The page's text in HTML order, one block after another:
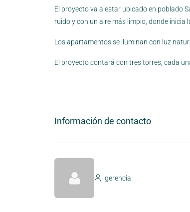
El proyecto va a estar ubicado en poblado
ruido y con un aire más limpio, donde inicia
Los apartamentos se iluminan con luz
El proyecto contará con tres torres, cada
Información de contacto
gerencia